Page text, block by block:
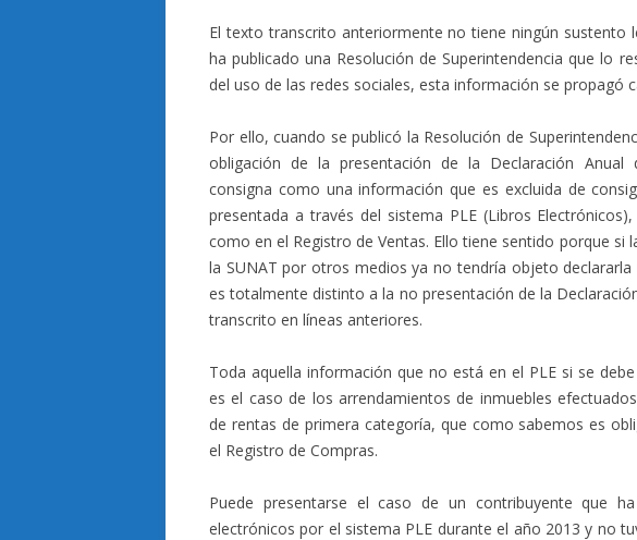
El texto transcrito anteriormente no tiene ningún sustento
ha publicado una Resolución de Superintendencia que lo
del uso de las redes sociales, esta información se propagó
Por ello, cuando se publicó la Resolución de
obligación de la presentación de la Declaración Anual
consigna como una información que es excluida de
presentada a través del sistema PLE (Libros
como en el Registro de Ventas. Ello tiene sentido porque si
la SUNAT por otros medios ya no tendría objeto
es totalmente distinto a la no presentación de la
transcrito en líneas anteriores.
Toda aquella información que no está en el PLE si se
es el caso de los arrendamientos de inmuebles
de rentas de primera categoría, que como sabemos es
el Registro de Compras.
Puede presentarse el caso de un contribuyente que
electrónicos por el sistema PLE durante el año 2013 y no